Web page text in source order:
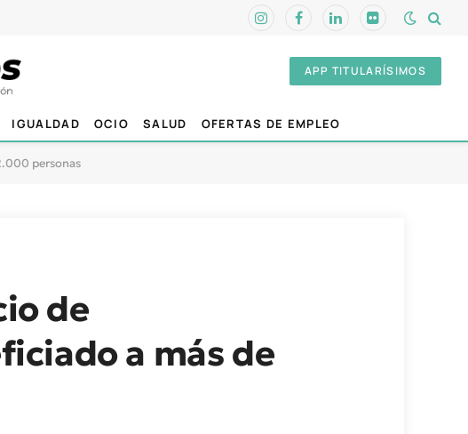
InstagramFacebookLinkedInFlickr
APP TITULARÍSIMOS
IGUALDAD OCIO SALUD OFERTAS DE EMPLEO
personas
de
a más de